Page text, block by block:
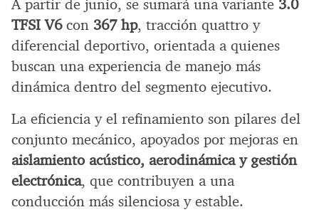
A partir de junio, se sumará una variante 3.0
TFSI V6con 367 hp, tracción quattro y
diferencial deportivo, orientada a quienes
buscan una experiencia de manejo más
dinámica dentro del segmento ejecutivo.
La eficiencia y el refinamiento son pilares del
conjunto mecánico, apoyados por mejoras en
aislamiento acústico, aerodinámica y gestión
electrónica, que contribuyen a una
conducción más silenciosa y estable.